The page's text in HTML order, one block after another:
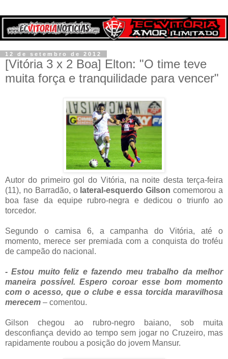
12 de setembro de 2012
[Vitória 3 x 2 Boa] Elton: "O time teve
muita força e tranquilidade para vencer"
Autor do primeiro gol do Vitória, na noite desta terça-feira
(11), no Barradão, o lateral-esquerdo Gilson comemorou a
boa fase da equipe rubro-negra e dedicou o triunfo ao
torcedor.
Segundo o camisa 6, a campanha do Vitória, até o
momento, merece ser premiada com a conquista do troféu
de campeão do nacional.
- Estou muito feliz e fazendo meu trabalho da melhor
maneira possível. Espero coroar esse bom momento
com o acesso, que o clube e essa torcida maravilhosa
merecem – comentou.
Gilson chegou ao rubro-negro baiano, sob muita
desconfiança devido ao tempo sem jogar no Cruzeiro, mas
rapidamente roubou a posição do jovem Mansur.